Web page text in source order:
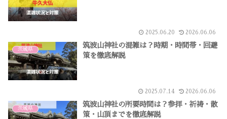
2025.06.20 2026.06.06
茨城県
筑波山神社の混雑は？時期・時間帯・回避
策を徹底解説
2025.07.14 2026.06.06
茨城県
筑波山神社の所要時間は？参拝・祈祷・散
策・山頂までを徹底解説